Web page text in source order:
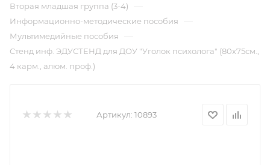
Вторая младшая группа (3-4) —
Информационно-методические пособия —
Мультимедийные пособия —
Стенд инф. ЭДУСТЕНД для ДОУ "Уголок психолога" (80х75см.,
4 карм., алюм. проф.)
Артикул: 10893